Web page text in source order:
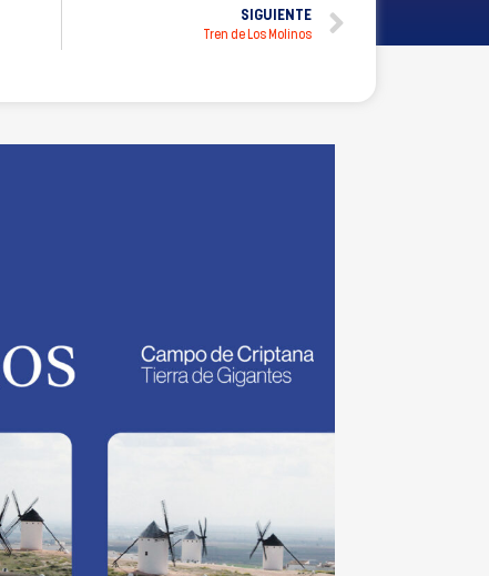
SIGUIENTE
Tren de Los Molinos